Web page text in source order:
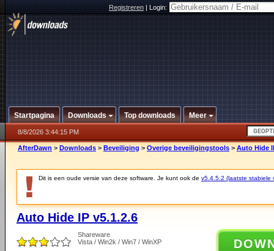
Registreren|Login:
Startpagina Downloads Top downloads Meer
8/8/2026 3:44:15 PM
AfterDawn > Downloads > Beveiliging > Overige beveiligingstools > Auto Hide
Dit is een oude versie van deze software. Je kunt ook de v5.4.5.2 (laatste stabiele
Auto Hide IP v5.1.2.6
Shareware
Vista / Win2k / Win7 / WinXP